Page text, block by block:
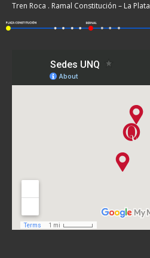
Tren Roca . Ramal Constitución – La Plata